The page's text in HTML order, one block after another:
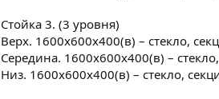
Стойка 3. (3 уровня)
Верх. 1600х600х400(в) – стекло,
Середина. 1600х600х400(в) –
Низ. 1600х600х400(в) – стекло,